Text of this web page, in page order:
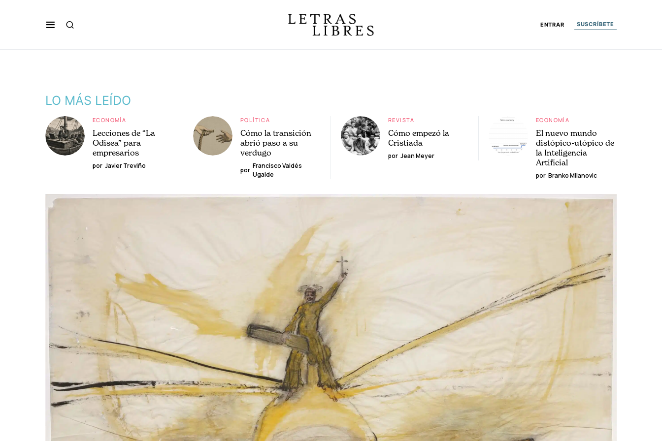
ENTRAR SUSCRÍBETE
LO MÁS LEÍDO
ECONOMÍA
Lecciones de “La
Odisea” para
empresarios
por Javier Treviño
POLÍTICA
Cómo la transición
abrió paso a su
verdugo
por
Francisco Valdés
Ugalde
REVISTA
Cómo empezó la
Cristiada
por Jean Meyer
ECONOMÍA
El nuevo mundo
distópico-utópico de
la Inteligencia
Artificial
por Branko Milanovic